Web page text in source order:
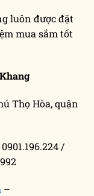
luôn được đặt
mua sắm tốt
Thọ Hòa, quận
/
–